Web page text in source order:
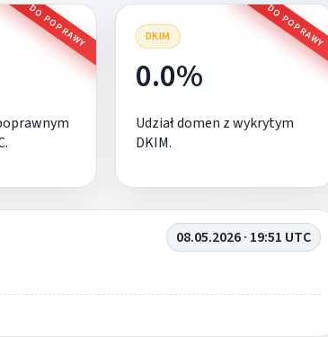
DO POPRAWY DKIM DO POPRAWY
0.0%
Udział domen z wykrytym
DKIM.
08.05.2026 · 19:51 UTC